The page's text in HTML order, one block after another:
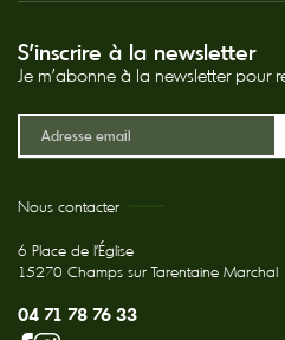
S'inscrire à la newsletter
Je m'abonne à la newsletter pour
Nous contacter
6 Place de l'Église
15270 Champs sur Tarentaine Marchal
04 71 78 76 33